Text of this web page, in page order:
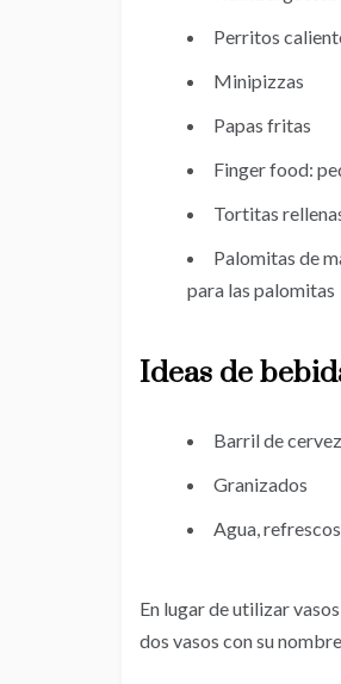
Perritos
Minipizzas
Papas fritas
Finger food:
Tortitas
Palomitas de
para las palomitas
Ideas de
Barril de
Granizados
Agua,
En lugar de utilizar
dos vasos con su